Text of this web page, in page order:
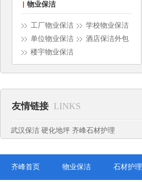
物业保洁
工厂物业保洁
学校物业保洁
单位物业保洁
酒店保洁外包
楼宇物业保洁
友情链接 LINKS
武汉保洁 硬化地坪 齐峰石材护理
齐峰首页 物业保洁 石材护理